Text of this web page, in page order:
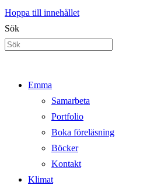
Hoppa till innehållet
Sök
Emma
Samarbeta
Portfolio
Boka föreläsning
Böcker
Kontakt
Klimat